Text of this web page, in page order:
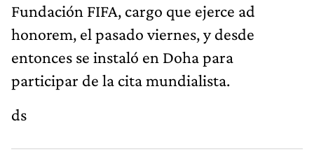
Fundación FIFA, cargo que ejerce ad
honorem, el pasado viernes, y desde
entonces se instaló en Doha para
participar de la cita mundialista.
ds